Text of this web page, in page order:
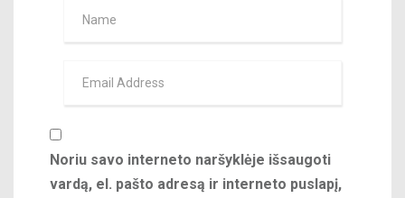
Noriu savo interneto naršyklėje išsaugoti
vardą, el. pašto adresą ir interneto puslapį,